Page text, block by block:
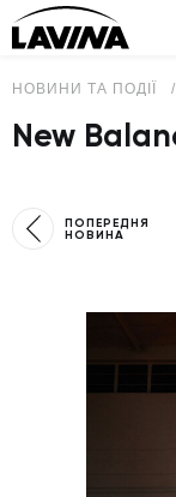
НОВИНИ ТА ПОДІЇ
New
ПОПЕРЕДНЯ
НОВИНА